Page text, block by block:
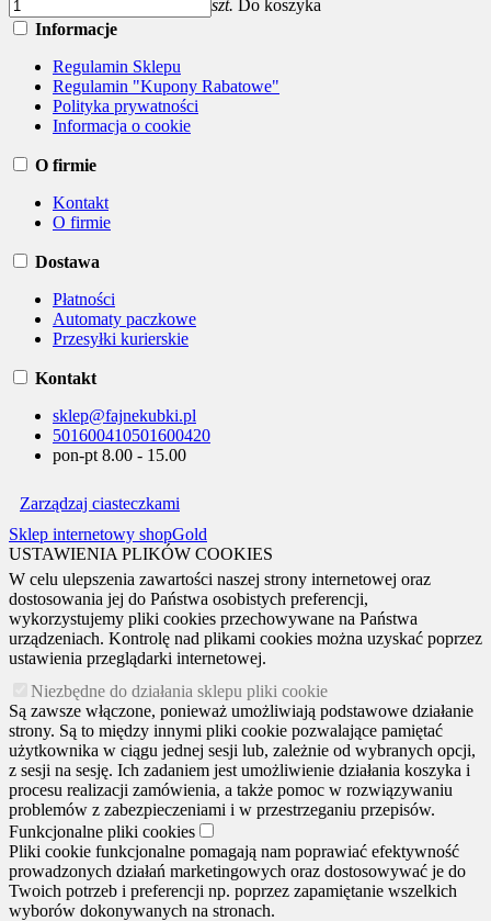
szt.
Do koszyka
Informacje
Regulamin Sklepu
Regulamin "Kupony Rabatowe"
Polityka prywatności
Informacja o cookie
O firmie
Kontakt
O firmie
Dostawa
Płatności
Automaty paczkowe
Przesyłki kurierskie
Kontakt
sklep@fajnekubki.pl
501600410501600420
pon-pt 8.00 - 15.00
Zarządzaj ciasteczkami
Sklep internetowy shopGold
USTAWIENIA PLIKÓW COOKIES
W celu ulepszenia zawartości naszej strony internetowej oraz
dostosowania jej do Państwa osobistych preferencji,
wykorzystujemy pliki cookies przechowywane na Państwa
urządzeniach. Kontrolę nad plikami cookies można uzyskać poprzez
ustawienia przeglądarki internetowej.
Niezbędne do działania sklepu pliki cookie
Są zawsze włączone, ponieważ umożliwiają podstawowe działanie
strony. Są to między innymi pliki cookie pozwalające pamiętać
użytkownika w ciągu jednej sesji lub, zależnie od wybranych opcji,
z sesji na sesję. Ich zadaniem jest umożliwienie działania koszyka i
procesu realizacji zamówienia, a także pomoc w rozwiązywaniu
problemów z zabezpieczeniami i w przestrzeganiu przepisów.
Funkcjonalne pliki cookies
Pliki cookie funkcjonalne pomagają nam poprawiać efektywność
prowadzonych działań marketingowych oraz dostosowywać je do
Twoich potrzeb i preferencji np. poprzez zapamiętanie wszelkich
wyborów dokonywanych na stronach.